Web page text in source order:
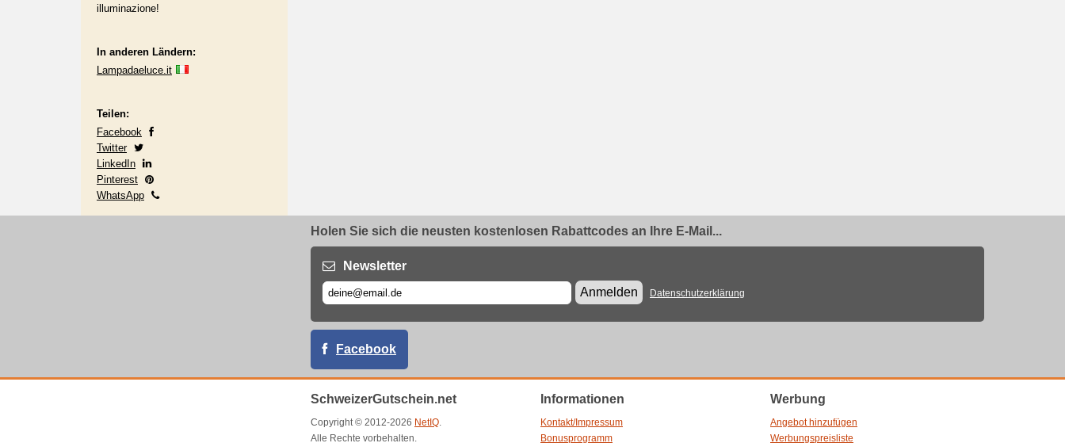
illuminazione!
In anderen Ländern:
Lampadaeluce.it
Teilen:
Facebook
Twitter
LinkedIn
Pinterest
WhatsApp
Holen Sie sich die neusten kostenlosen Rabattcodes an Ihre E-Mail...
Newsletter
Anmelden
Datenschutzerklärung
Facebook
SchweizerGutschein.net
Copyright © 2012-2026 NetIQ.
Alle Rechte vorbehalten.
Informationen
Kontakt/Impressum
Bonusprogramm
Werbung
Angebot hinzufügen
Werbungspreisliste